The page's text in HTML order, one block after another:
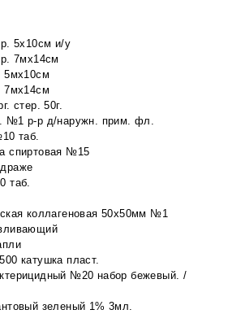
5х10см и/у
7мх14см
5мх10см
7мх14см
стер. 50г.
№1 р-р д/наружн. прим. фл.
таб.
спиртовая №15
таб.
коллагеновая 50х50мм №1
катушка пласт.
№20 набор бежевый. /
зеленый 1% 3мл.